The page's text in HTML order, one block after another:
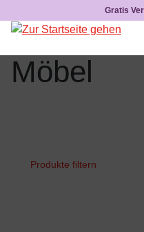
Zum Hauptinhalt springen
Gratis
Möbel
Produkte filtern